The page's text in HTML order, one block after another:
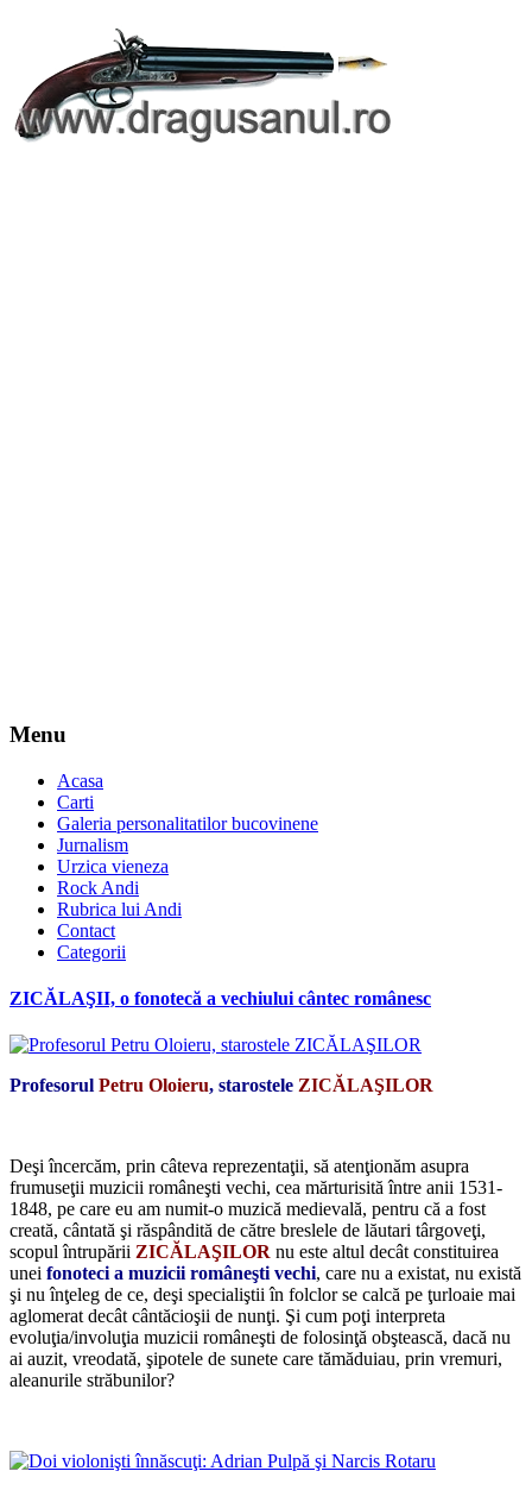
Menu
Acasa
Carti
Galeria personalitatilor bucovinene
Jurnalism
Urzica vieneza
Rock Andi
Rubrica lui Andi
Contact
Categorii
ZICĂLAŞII, o fonotecă a vechiului cântec românesc
Profesorul Petru Oloieru, starostele ZICĂLAŞILOR
Deşi încercăm, prin câteva reprezentaţii, să atenţionăm asupra
frumuseţii muzicii româneşti vechi, cea mărturisită între anii 1531-
1848, pe care eu am numit-o muzică medievală, pentru că a fost
creată, cântată şi răspândită de către breslele de lăutari târgoveţi,
scopul întrupării ZICĂLAŞILOR nu este altul decât constituirea
unei fonoteci a muzicii româneşti vechi, care nu a existat, nu există
şi nu înţeleg de ce, deşi specialiştii în folclor se calcă pe ţurloaie mai
aglomerat decât cântăcioşii de nunţi. Şi cum poţi interpreta
evoluţia/involuţia muzicii româneşti de folosinţă obştească, dacă nu
ai auzit, vreodată, şipotele de sunete care tămăduiau, prin vremuri,
aleanurile străbunilor?